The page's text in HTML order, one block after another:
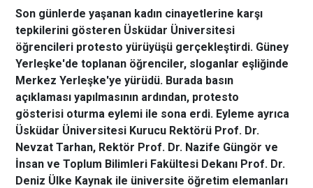
Son günlerde yaşanan kadın cinayetlerine karşı
tepkilerini gösteren Üsküdar Üniversitesi
öğrencileri protesto yürüyüşü gerçekleştirdi. Güney
Yerleşke'de toplanan öğrenciler, sloganlar eşliğinde
Merkez Yerleşke'ye yürüdü. Burada basın
açıklaması yapılmasının ardından, protesto
gösterisi oturma eylemi ile sona erdi. Eyleme ayrıca
Üsküdar Üniversitesi Kurucu Rektörü Prof. Dr.
Nevzat Tarhan, Rektör Prof. Dr. Nazife Güngör ve
İnsan ve Toplum Bilimleri Fakültesi Dekanı Prof. Dr.
Deniz Ülke Kaynak ile üniversite öğretim elemanları